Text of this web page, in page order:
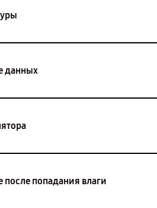
данных
после попадания влаги